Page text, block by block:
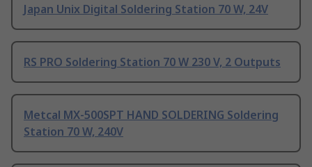
Japan Unix Digital Soldering Station 70 W, 24V
RS PRO Soldering Station 70 W 230 V, 2 Outputs
Metcal MX-500SPT HAND SOLDERING Soldering
Station 70 W, 240V